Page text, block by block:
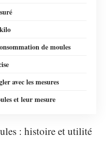
de moules
avec les mesures
et leur mesure
: histoire et utilité